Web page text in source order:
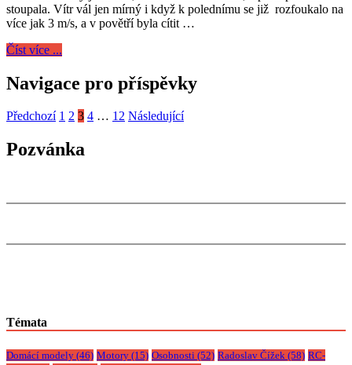
stoupala. Vítr vál jen mírný i když k polednímu se již rozfoukalo na
více jak 3 m/s, a v povětří byla cítit …
Číst více ...
Navigace pro příspěvky
Předchozí 1 2 3 4 … 12 Následující
Pozvánka
Témata
Domácí modely (46) Motory (15) Osobnosti (52) Radoslav Čížek (58) RC-